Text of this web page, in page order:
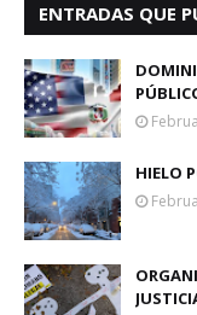
ENTRADAS QUE
HIELO